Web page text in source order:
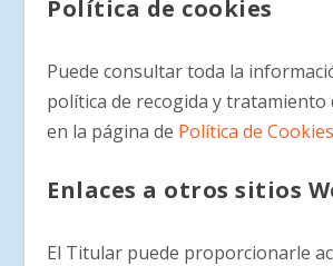
Política de cookies
Puede consultar toda la
política de recogida y tratamiento
en la página de Política de
Enlaces a otros sitios
El Titular puede proporcionarle